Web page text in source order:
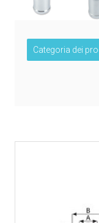
Categoria dei